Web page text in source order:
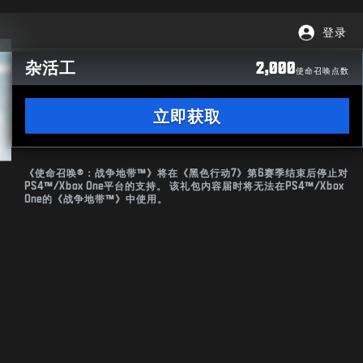
登录
杂活工 2,000使命召唤点数
立即获取
《使命召唤®：战争地带™》将在《黑色行动7》第6赛季结束后停止对
PS4™/Xbox One平台的支持。 该礼包内容届时将无法在PS4™/Xbox
One的《战争地带™》中使用。